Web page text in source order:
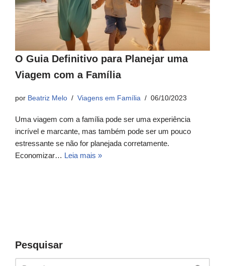
O Guia Definitivo para Planejar uma
Viagem com a Família
por Beatriz Melo Viagens em Família 06/10/2023
Uma viagem com a família pode ser uma experiência
incrível e marcante, mas também pode ser um pouco
estressante se não for planejada corretamente.
Economizar… Leia mais »
Pesquisar